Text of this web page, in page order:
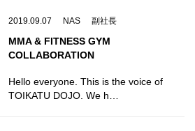
2019.09.07 NAS 副社長
MMA & FITNESS GYM
COLLABORATION
Hello everyone. This is the voice of
TOIKATU DOJO. We h…